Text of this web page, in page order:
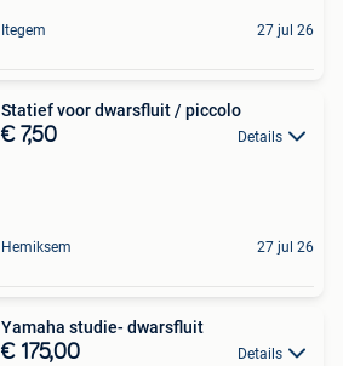
Itegem 27 jul 26
Statief voor dwarsfluit / piccolo
€ 7,50 Details
Hemiksem 27 jul 26
Yamaha studie- dwarsfluit
€ 175,00 Details